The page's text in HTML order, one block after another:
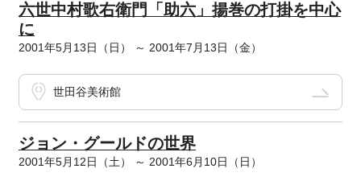
六世中村歌右衛門「助六」揚巻の打掛を中心
に
2001年5月13日（日） ～ 2001年7月13日（金）
世田谷美術館
ジョン・グールドの世界
2001年5月12日（土） ～ 2001年6月10日（日）